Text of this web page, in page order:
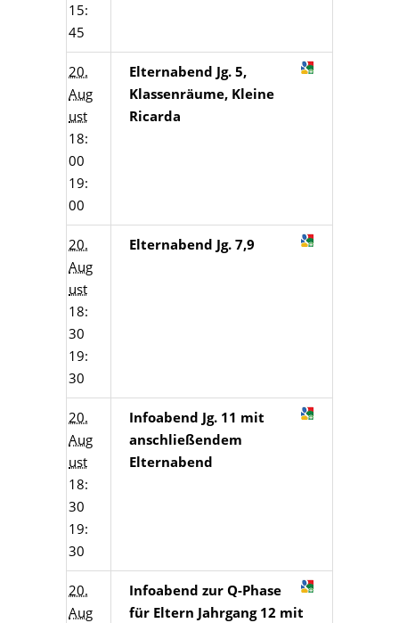
15:
45
20.
Aug
ust
18:
00
19:
00
Elternabend Jg. 5,
Klassenräume, Kleine
Ricarda
20.
Aug
ust
18:
30
19:
30
Elternabend Jg. 7,9
20.
Aug
ust
18:
30
19:
30
Infoabend Jg. 11 mit
anschließendem
Elternabend
20.
Aug
Infoabend zur Q-Phase
für Eltern Jahrgang 12 mit